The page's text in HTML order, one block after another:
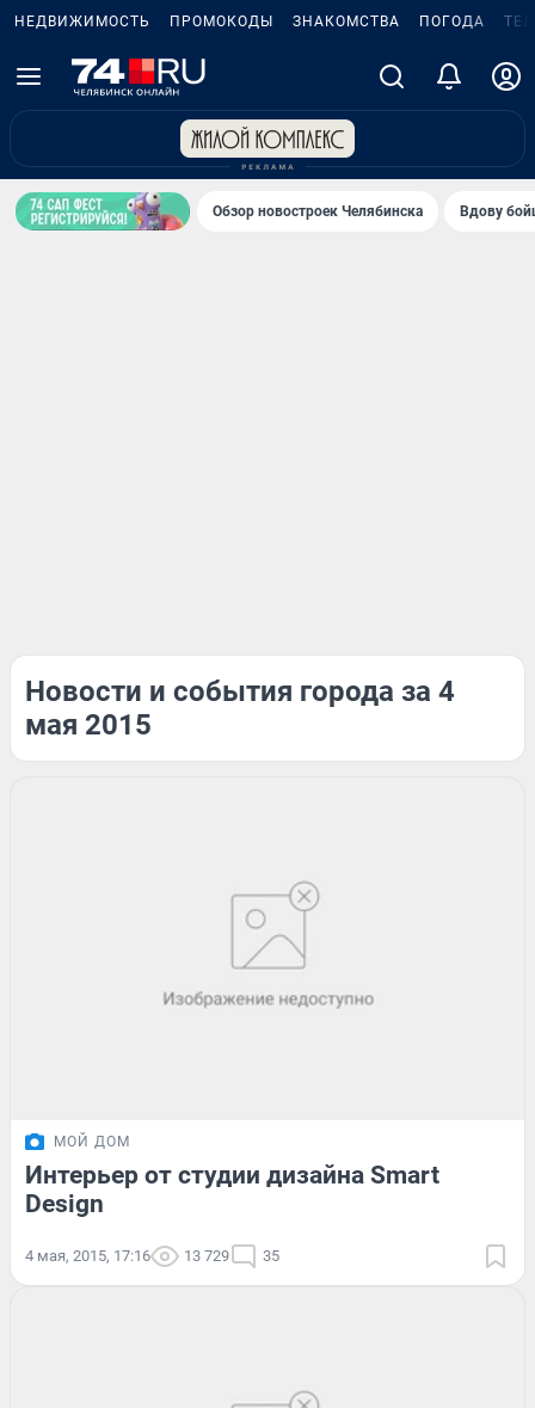
НЕДВИЖИМОСТЬ ПРОМОКОДЫ ЗНАКОМСТВА ПОГОДА
Обзор новостроек Челябинска Вдову
Новости и события города за 4
мая 2015
МОЙ ДОМ
Интерьер от студии дизайна Smart
Design
4 мая, 2015, 17:16 13 729 35